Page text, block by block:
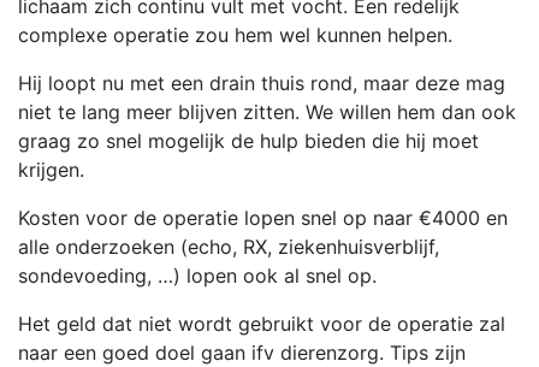
lichaam zich continu vult met vocht. Een redelijk
complexe operatie zou hem wel kunnen helpen.
Hij loopt nu met een drain thuis rond, maar deze mag
niet te lang meer blijven zitten. We willen hem dan ook
graag zo snel mogelijk de hulp bieden die hij moet
krijgen.
Kosten voor de operatie lopen snel op naar €4000 en
alle onderzoeken (echo, RX, ziekenhuisverblijf,
sondevoeding, …) lopen ook al snel op.
Het geld dat niet wordt gebruikt voor de operatie zal
naar een goed doel gaan ifv dierenzorg. Tips zijn